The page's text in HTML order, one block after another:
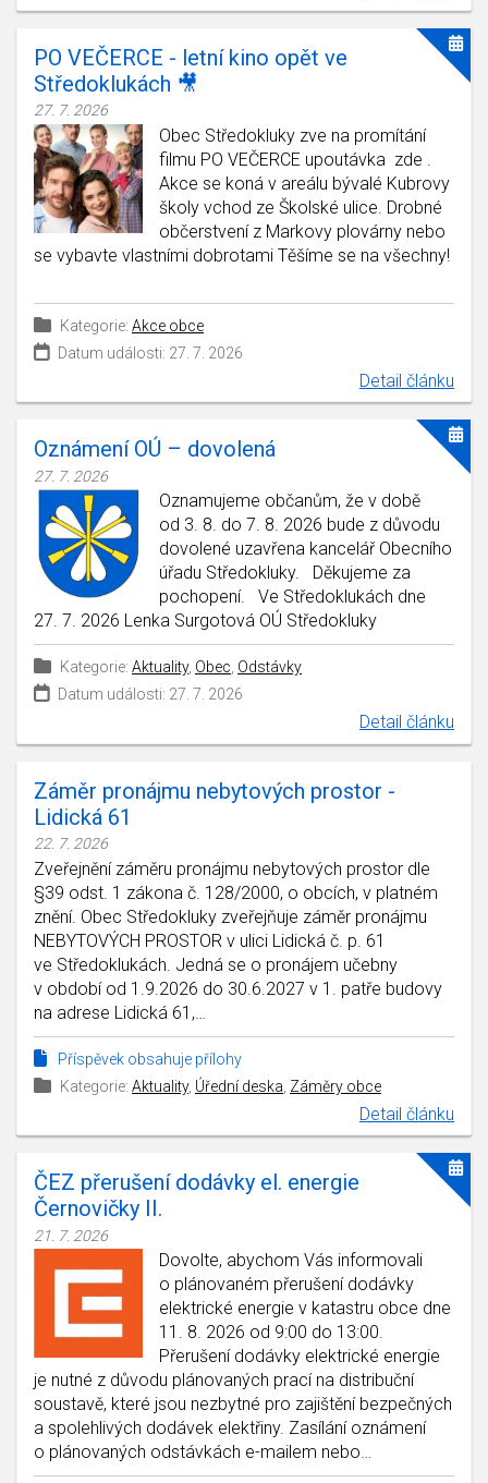
PO VEČERCE - letní kino opět ve
Středoklukách 🎥
27. 7. 2026
Obec Středokluky zve na promítání
filmu PO VEČERCE upoutávka zde .
Akce se koná v areálu bývalé Kubrovy
školy vchod ze Školské ulice. Drobné
občerstvení z Markovy plovárny nebo
se vybavte vlastními dobrotami Těšíme se na všechny!
Kategorie: Akce obce
Datum události: 27. 7. 2026
Detail článku
Oznámení OÚ – dovolená
27. 7. 2026
Oznamujeme občanům, že v době
od 3. 8. do 7. 8. 2026 bude z důvodu
dovolené uzavřena kancelář Obecního
úřadu Středokluky. Děkujeme za
pochopení. Ve Středoklukách dne
27. 7. 2026 Lenka Surgotová OÚ Středokluky
Kategorie: Aktuality, Obec Odstávky
Datum události: 27. 7. 2026
Detail článku
Záměr pronájmu nebytových prostor -
Lidická 61
22. 7. 2026
Zveřejnění záměru pronájmu nebytových prostor dle
§39 odst. 1 zákona č. 128/2000, o obcích, v platném
znění. Obec Středokluky zveřejňuje záměr pronájmu
NEBYTOVÝCH PROSTOR v ulici Lidická č. p. 61
ve Středoklukách. Jedná se o pronájem učebny
v období od 1.9.2026 do 30.6.2027 v 1. patře budovy
na adrese Lidická 61,…
Příspěvek obsahuje přílohy
Kategorie: Aktuality, Úřední deska Záměry obce
Detail článku
ČEZ přerušení dodávky el. energie
Černovičky II.
21. 7. 2026
Dovolte, abychom Vás informovali
o plánovaném přerušení dodávky
elektrické energie v katastru obce dne
11. 8. 2026 od 9:00 do 13:00.
Přerušení dodávky elektrické energie
je nutné z důvodu plánovaných prací na distribuční
soustavě, které jsou nezbytné pro zajištění bezpečných
a spolehlivých dodávek elektřiny. Zasílání oznámení
o plánovaných odstávkách e-mailem nebo…